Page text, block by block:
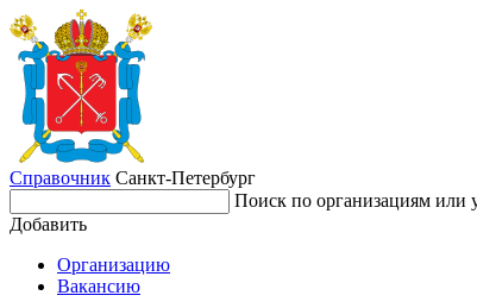
Справочник Санкт-Петербург
Поиск по организациям или
Добавить
Организацию
Вакансию